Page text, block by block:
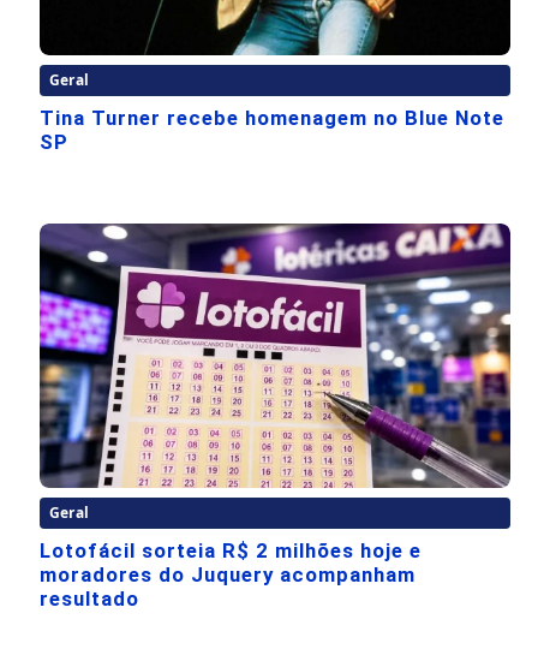
Geral
Tina Turner recebe homenagem no Blue Note
SP
Geral
Lotofácil sorteia R$ 2 milhões hoje e
moradores do Juquery acompanham
resultado